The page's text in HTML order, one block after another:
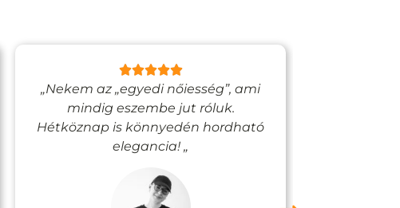
„Nekem az „egyedi nőiesség”, ami
mindig eszembe jut róluk.
Hétköznap is könnyedén hordható
elegancia! „